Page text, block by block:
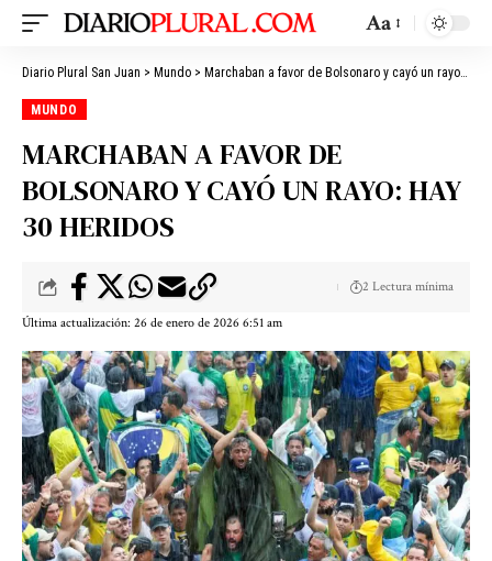
Aa
Diario Plural San Juan > Mundo > Marchaban a favor de Bolsonaro y cayó un rayo: hay 30 heridos
MUNDO
MARCHABAN A FAVOR DE
BOLSONARO Y CAYÓ UN RAYO: HAY
30 HERIDOS
Última actualización: 26 de enero de 2026 6:51 am
2 Lectura mínima